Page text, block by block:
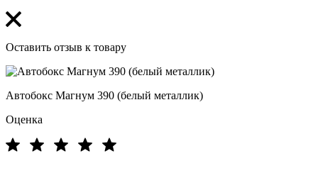
Оставить отзыв к товару
Автобокс Магнум 390 (белый металлик)
Оценка